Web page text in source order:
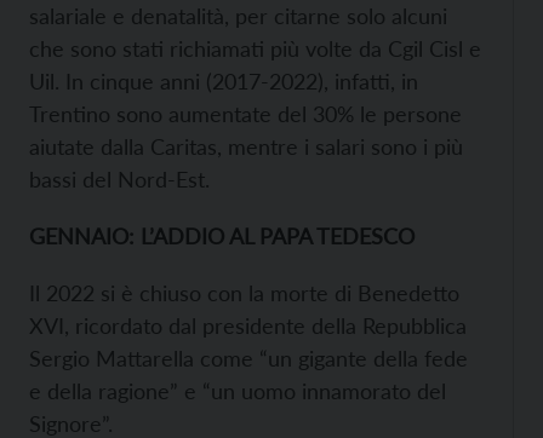
salariale e denatalità, per citarne solo alcuni
che sono stati richiamati più volte da Cgil Cisl e
Uil. In cinque anni (2017-2022), infatti, in
Trentino sono aumentate del 30% le persone
aiutate dalla Caritas, mentre i salari sono i più
bassi del Nord-Est.
GENNAIO: L’ADDIO AL PAPA TEDESCO
Il 2022 si è chiuso con la morte di Benedetto
XVI, ricordato dal presidente della Repubblica
Sergio Mattarella come “un gigante della fede
e della ragione” e “un uomo innamorato del
Signore”.